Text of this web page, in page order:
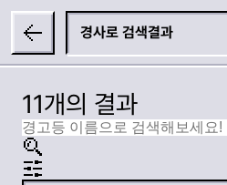
경사로
11개의 결과